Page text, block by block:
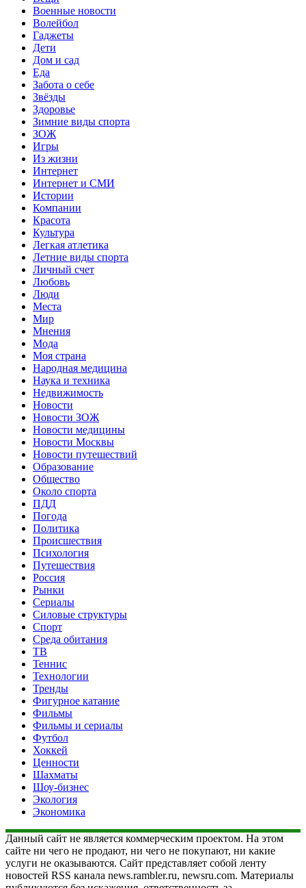
Военные новости
Волейбол
Гаджеты
Дети
Дом и сад
Еда
Забота о себе
Звёзды
Здоровье
Зимние виды спорта
ЗОЖ
Игры
Из жизни
Интернет
Интернет и СМИ
Истории
Компании
Красота
Культура
Легкая атлетика
Летние виды спорта
Личный счет
Любовь
Люди
Места
Мир
Мнения
Мода
Моя страна
Народная медицина
Наука и техника
Недвижимость
Новости
Новости ЗОЖ
Новости медицины
Новости Москвы
Новости путешествий
Образование
Общество
Около спорта
ПДД
Погода
Политика
Происшествия
Психология
Путешествия
Россия
Рынки
Сериалы
Силовые структуры
Спорт
Среда обитания
ТВ
Теннис
Технологии
Тренды
Фигурное катание
Фильмы
Фильмы и сериалы
Футбол
Хоккей
Ценности
Шахматы
Шоу-бизнес
Экология
Экономика
Данный сайт не является коммерческим проектом. На этом
сайте ни чего не продают, ни чего не покупают, ни какие
услуги не оказываются. Сайт представляет собой ленту
новостей RSS канала news.rambler.ru, newsru.com. Материалы